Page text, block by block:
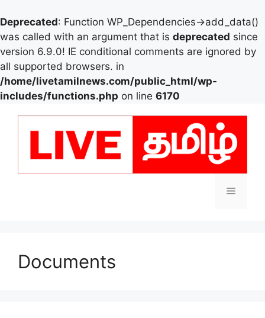
Deprecated: Function WP_Dependencies->add_data()
was called with an argument that is deprecated since
version 6.9.0! IE conditional comments are ignored by
all supported browsers. in
/home/livetamilnews.com/public_html/wp-
includes/functions.php on line 6170
Menu
Documents